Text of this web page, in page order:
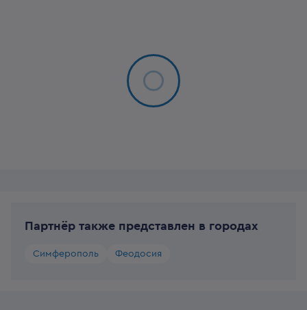
Партнёр также представлен в городах
Симферополь Феодосия